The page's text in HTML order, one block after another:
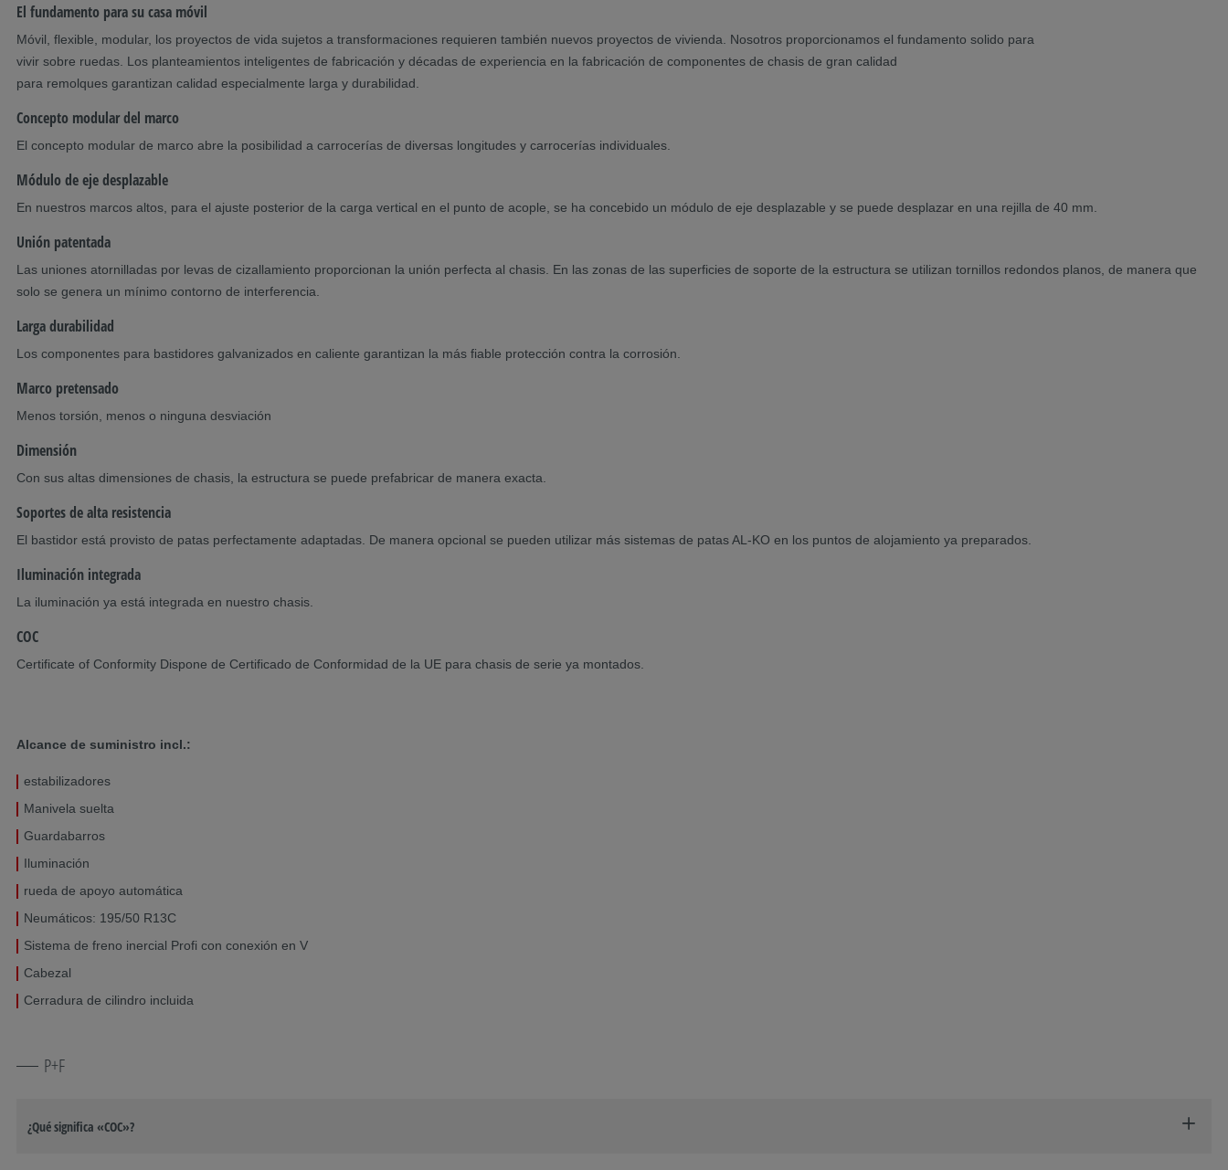
El fundamento para su casa móvil
Móvil, flexible, modular, los proyectos de vida sujetos a transformaciones requieren también nuevos proyectos de vivienda. Nosotros proporcionamos el fundamento solido para
vivir sobre ruedas. Los planteamientos inteligentes de fabricación y décadas de experiencia en la fabricación de componentes de chasis de gran calidad
para remolques garantizan calidad especialmente larga y durabilidad.
Concepto modular del marco
El concepto modular de marco abre la posibilidad a carrocerías de diversas longitudes y carrocerías individuales.
Módulo de eje desplazable
En nuestros marcos altos, para el ajuste posterior de la carga vertical en el punto de acople, se ha concebido un módulo de eje desplazable y se puede desplazar en una rejilla de 40 mm.
Unión patentada
Las uniones atornilladas por levas de cizallamiento proporcionan la unión perfecta al chasis. En las zonas de las superficies de soporte de la estructura se utilizan tornillos redondos planos, de manera que
solo se genera un mínimo contorno de interferencia.
Larga durabilidad
Los componentes para bastidores galvanizados en caliente garantizan la más fiable protección contra la corrosión.
Marco pretensado
Menos torsión, menos o ninguna desviación
Dimensión
Con sus altas dimensiones de chasis, la estructura se puede prefabricar de manera exacta.
Soportes de alta resistencia
El bastidor está provisto de patas perfectamente adaptadas. De manera opcional se pueden utilizar más sistemas de patas AL-KO en los puntos de alojamiento ya preparados.
Iluminación integrada
La iluminación ya está integrada en nuestro chasis.
COC
Certificate of Conformity Dispone de Certificado de Conformidad de la UE para chasis de serie ya montados.
Alcance de suministro incl.:
estabilizadores
Manivela suelta
Guardabarros
Iluminación
rueda de apoyo automática
Neumáticos: 195/50 R13C
Sistema de freno inercial Profi con conexión en V
Cabezal
Cerradura de cilindro incluida
P+F
¿Qué significa «COC»?